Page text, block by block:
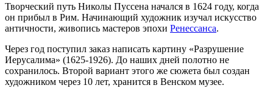
Творческий путь Николы Пуссена начался в 1624 году, когда
он прибыл в Рим. Начинающий художник изучал искусство
античности, живопись мастеров эпохи Ренессанса.
Через год поступил заказ написать картину «Разрушение
Иерусалима» (1625-1926). До наших дней полотно не
сохранилось. Второй вариант этого же сюжета был создан
художником через 10 лет, хранится в Венском музее.